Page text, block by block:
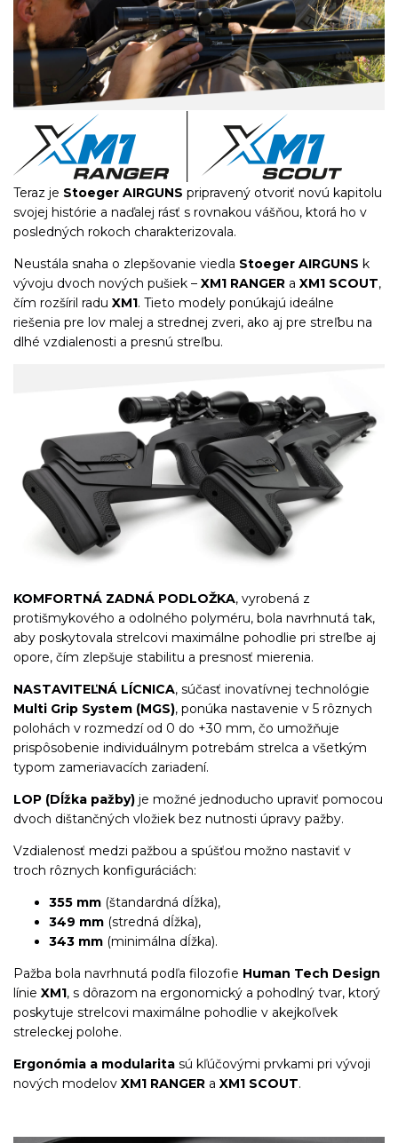
Teraz je Stoeger AIRGUNS pripravený otvoriť novú kapitolu
svojej histórie a naďalej rásť s rovnakou vášňou, ktorá ho v
posledných rokoch charakterizovala.
Neustála snaha o zlepšovanie viedla Stoeger AIRGUNS k
vývoju dvoch nových pušiek – XM1 RANGER a XM1 SCOUT,
čím rozšíril radu XM1. Tieto modely ponúkajú ideálne
riešenia pre lov malej a strednej zveri, ako aj pre streľbu na
dlhé vzdialenosti a presnú streľbu.
KOMFORTNÁ ZADNÁ PODLOŽKA, vyrobená z
protišmykového a odolného polyméru, bola navrhnutá tak,
aby poskytovala strelcovi maximálne pohodlie pri streľbe aj
opore, čím zlepšuje stabilitu a presnosť mierenia.
NASTAVITEĽNÁ LÍCNICA, súčasť inovatívnej technológie
Multi Grip System (MGS), ponúka nastavenie v 5 rôznych
polohách v rozmedzí od 0 do +30 mm, čo umožňuje
prispôsobenie individuálnym potrebám strelca a všetkým
typom zameriavacích zariadení.
LOP (Dĺžka pažby) je možné jednoducho upraviť pomocou
dvoch dištančných vložiek bez nutnosti úpravy pažby.
Vzdialenosť medzi pažbou a spúšťou možno nastaviť v
troch rôznych konfiguráciách:
355 mm (štandardná dĺžka),
349 mm (stredná dĺžka),
343 mm (minimálna dĺžka).
Pažba bola navrhnutá podľa filozofie Human Tech Design
línie XM1, s dôrazom na ergonomický a pohodlný tvar, ktorý
poskytuje strelcovi maximálne pohodlie v akejkoľvek
streleckej polohe.
Ergonómia a modularita sú kľúčovými prvkami pri vývoji
nových modelov XM1 RANGER a XM1 SCOUT.